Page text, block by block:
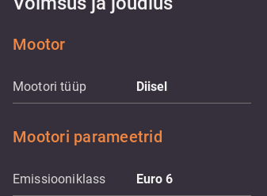
Mootor
Mootori tüüp Diisel
Mootori parameetrid
Emissiooniklass Euro 6